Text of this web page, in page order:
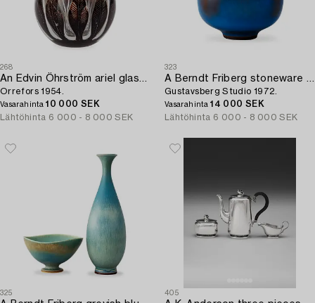
268
An Edvin Öhrström ariel glass vase,
Orrefors 1954.
Vasarahinta10 000 SEK
Lähtöhinta 6 000 - 8 000 SEK
323
A Berndt Friberg stoneware vase,
Gustavsberg Studio 1972.
Vasarahinta14 000 SEK
Lähtöhinta 6 000 - 8 000 SEK
325 405